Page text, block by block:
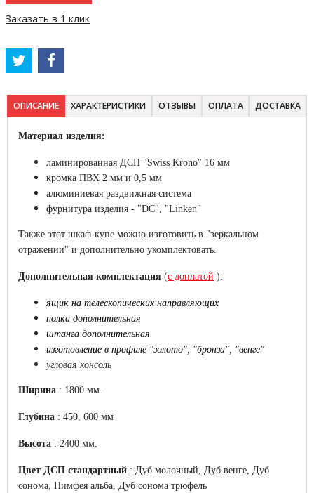
Заказать в 1 клик
ОПИСАНИЕ ХАРАКТЕРИСТИКИ ОТЗЫВЫ ОПЛАТА ДОСТАВКА
Материал изделия:
ламинированная ДСП "Swiss Krono" 16 мм
кромка ПВХ 2 мм и 0,5 мм
алюминиевая раздвижная система
фурнитура изделия - "DC", "Linken"
Также этот шкаф-купе можно изготовить в "зеркальном
отражении" и дополнительно укомплектовать.
Дополнительная комплектация (с доплатой ):
ящик на телескопических направляющих
полка дополнительная
штанга дополнительная
изготовление в профиле "золото", "бронза", "венге"
угловая консоль
Ширина : 1800 мм.
Глубина : 450, 600 мм
Высота : 2400 мм.
Цвет ДСП стандартный : Дуб молочный, Дуб венге, Дуб
сонома, Нимфея альба, Дуб сонома трюфель